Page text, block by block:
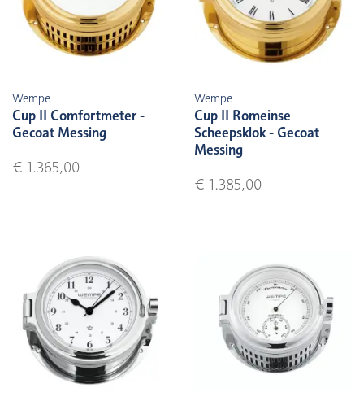
Wempe
Cup II Comfortmeter -
Gecoat Messing
€ 1.365,00
Wempe
Cup II Romeinse
Scheepsklok - Gecoat
Messing
€ 1.385,00